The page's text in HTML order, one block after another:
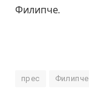
Филипче.
прес Филипче